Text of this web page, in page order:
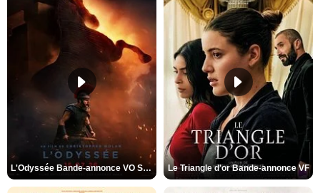
L'Odyssée Bande-annonce VO STFR Le Triangle d'or Bande-annonce VF